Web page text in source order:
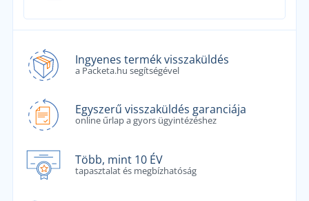
Ingyenes termék visszaküldés
a Packeta.hu segítségével
Egyszerű visszaküldés garanciája
online űrlap a gyors ügyintézéshez
Több, mint 10 ÉV
tapasztalat és megbízhatóság